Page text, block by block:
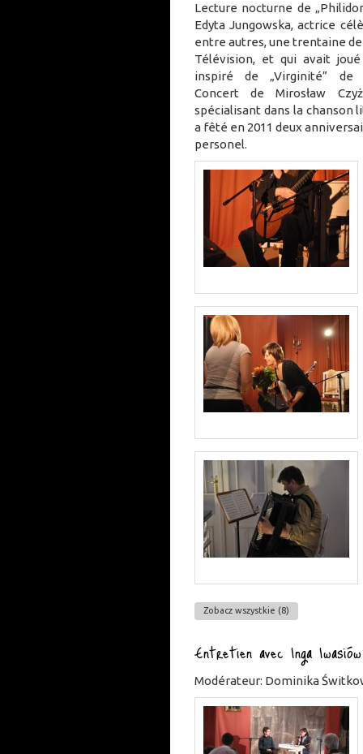
Lecture nocturne de
Edyta Jungowska, actrice
entre autres, une trentaine
Télévision, et qui avait
inspiré de „Virginité” de
Concert de Mirosław
spécialisant dans la chanson
a fêté en 2011 deux
personel.
Zobacz wszystkie (8)
Entretien avec Inga
Modérateur: Dominika